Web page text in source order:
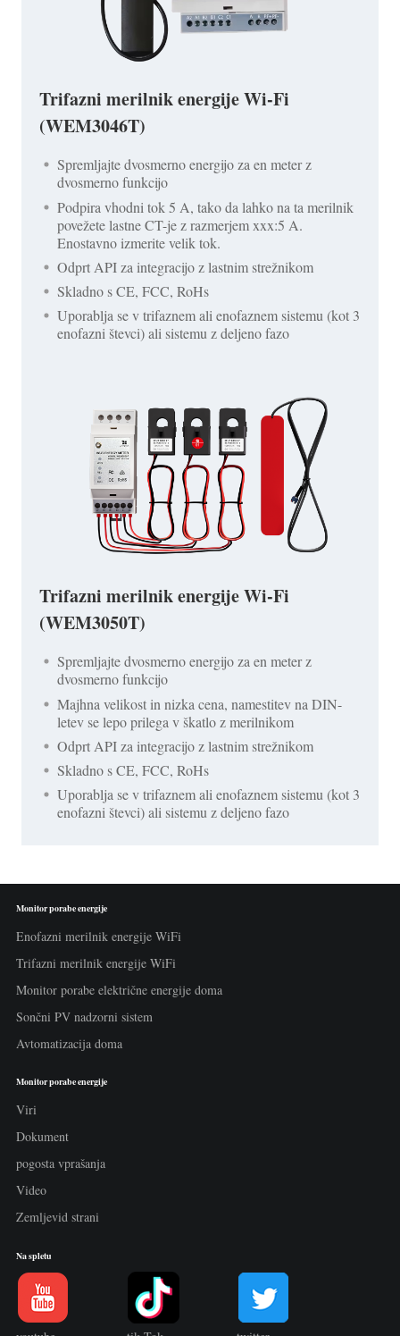
Trifazni merilnik energije Wi-Fi
(WEM3046T)
Spremljajte dvosmerno energijo za en meter z
dvosmerno funkcijo
Podpira vhodni tok 5 A, tako da lahko na ta merilnik
povežete lastne CT-je z razmerjem xxx:5 A.
Enostavno izmerite velik tok.
Odprt API za integracijo z lastnim strežnikom
Skladno s CE, FCC, RoHs
Uporablja se v trifaznem ali enofaznem sistemu (kot 3
enofazni števci) ali sistemu z deljeno fazo
Trifazni merilnik energije Wi-Fi
(WEM3050T)
Spremljajte dvosmerno energijo za en meter z
dvosmerno funkcijo
Majhna velikost in nizka cena, namestitev na DIN-
letev se lepo prilega v škatlo z merilnikom
Odprt API za integracijo z lastnim strežnikom
Skladno s CE, FCC, RoHs
Uporablja se v trifaznem ali enofaznem sistemu (kot 3
enofazni števci) ali sistemu z deljeno fazo
Monitor porabe energije
Enofazni merilnik energije WiFi
Trifazni merilnik energije WiFi
Monitor porabe električne energije doma
Sončni PV nadzorni sistem
Avtomatizacija doma
Monitor porabe energije
Viri
Dokument
pogosta vprašanja
Video
Zemljevid strani
Na spletu